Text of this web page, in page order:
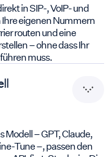
in SIP-, VoIP- und
eigenen Nummern
routen und eine
– ohne dass Ihr
muss.
– GPT, Claude,
Tune –, passen den